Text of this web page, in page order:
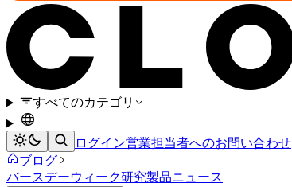
すべてのカテゴリ
ログイン営業担当者へのお問い合わせ
ブログ
バースデーウィーク研究製品ニュース